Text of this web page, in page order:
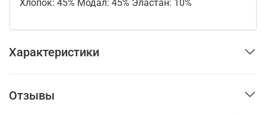
Хлопок: 45% Модал: 45% Эластан: 10%
Характеристики
Отзывы